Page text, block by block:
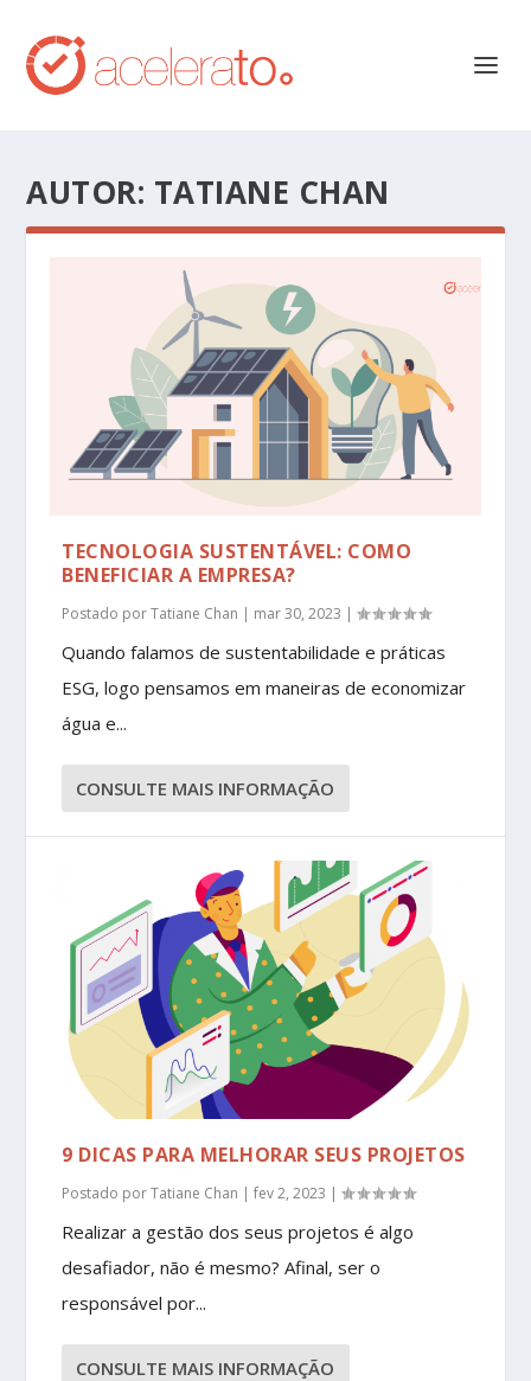
AUTOR: TATIANE CHAN
TECNOLOGIA SUSTENTÁVEL: COMO
BENEFICIAR A EMPRESA?
Postado porTatiane Chan | mar 30, 2023 |
Quando falamos de sustentabilidade e práticas
ESG, logo pensamos em maneiras de economizar
água e...
CONSULTE MAIS INFORMAÇÃO
9 DICAS PARA MELHORAR SEUS PROJETOS
Postado porTatiane Chan |fev 2, 2023 |
Realizar a gestão dos seus projetos é algo
desafiador, não é mesmo? Afinal, ser o
responsável por...
CONSULTE MAIS INFORMAÇÃO